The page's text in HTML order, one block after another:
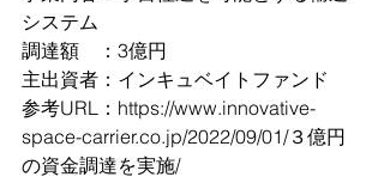
システム
調達額　：3億円
主出資者：インキュベイトファンド
参考URL： https://www.innovative-
space-carrier.co.jp/2022/09/01/３億円
の資金調達を実施/